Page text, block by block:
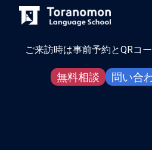
ご来訪時は事前予約とQRコ
無料相談 問い合